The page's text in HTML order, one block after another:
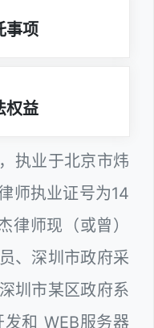
事项
权益
执业于北京市炜
师执业证号为14
师现（或曾）
、深圳市政府采
圳市某区政府系
和 WEB服务器